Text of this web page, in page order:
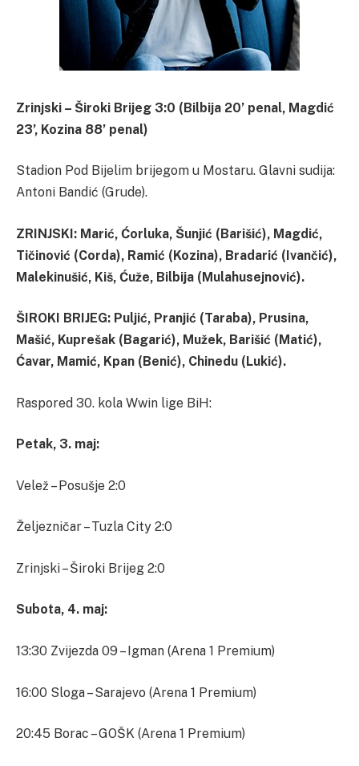
Zrinjski – Široki Brijeg 3:0 (Bilbija 20’ penal, Magdić
23’, Kozina 88’ penal)
Stadion Pod Bijelim brijegom u Mostaru. Glavni sudija:
Antoni Bandić (Grude).
ZRINJSKI: Marić, Ćorluka, Šunjić (Barišić), Magdić,
Tičinović (Corda), Ramić (Kozina), Bradarić (Ivančić),
Malekinušić, Kiš, Ćuže, Bilbija (Mulahusejnović).
ŠIROKI BRIJEG: Puljić, Pranjić (Taraba), Prusina,
Mašić, Kuprešak (Bagarić), Mužek, Barišić (Matić),
Ćavar, Mamić, Kpan (Benić), Chinedu (Lukić).
Raspored 30. kola Wwin lige BiH:
Petak, 3. maj:
Velež – Posušje 2:0
Željezničar – Tuzla City 2:0
Zrinjski – Široki Brijeg 2:0
Subota, 4. maj:
13:30 Zvijezda 09 – Igman (Arena 1 Premium)
16:00 Sloga – Sarajevo (Arena 1 Premium)
20:45 Borac – GOŠK (Arena 1 Premium)